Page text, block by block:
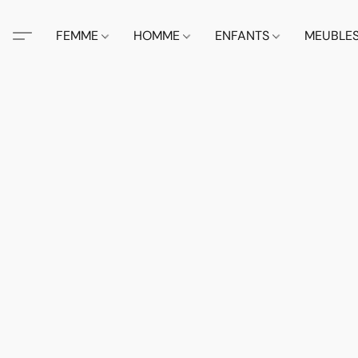
FEMME HOMME ENFANTS